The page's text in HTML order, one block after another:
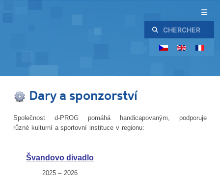
Rechercher
Dary a sponzorství
Společnost d-PROG pomáhá handicapovaným, podporuje
různé kulturní a sportovní instituce v regionu:
Švandovo divadlo
2025 – 2026